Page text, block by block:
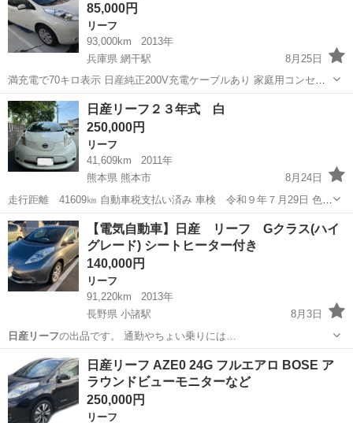
85,000円
リーフ
93,000km
2013年
兵庫県 網干駅
8月25日
満充電で70キロ表示 日産純正200V充電ケーブルあり 家庭用コンセン
トで充電できる仕様のアース付きコードありますので出先の友人宅で
も充電可能です 電気自動車なのでオイル交換必要なし シートヒーター
あり運転席 助手席 日...
兵庫 揖保郡 網干駅 リーフ 電気自動車
日産リーフ２３年式 白
250,000円
リーフ
41,609km
2011年
熊本県 熊本市
8月24日
走行距離 41609㎞ 自動車税支払い済み 車検 令和９年７月29日 色
ホワイト 現状でのお渡しとなりますので、現車確認をお願いいたしま
す。 名義変更は購入者様にてお願いいたします。 内...
熊本 熊本市 リーフ 日産リーフ
【電気自動車】日産 リーフ Gクラス(ハイ
グレード) シートヒーター付き
140,000円
リーフ
91,220km
2013年
長野県 小諸駅
8月3日
日産リーフ
の出品です。 通勤やちょい乗りには…
長野 小諸市 小諸駅
日産リーフ AZE0 24G フルエアロ BOSE ア
ラウンドビューモニターなど
250,000円
リーフ